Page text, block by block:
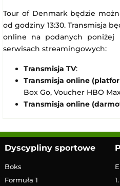
Tour of Denmark będzie
od godziny 13:30. Transmisja
online na podanych poniżej
serwisach streamingowych:
Transmisja TV:
Transmisja online
Box Go, Voucher HBO
Transmisja online
Dyscypliny sportowe
Boks
Formuła 1